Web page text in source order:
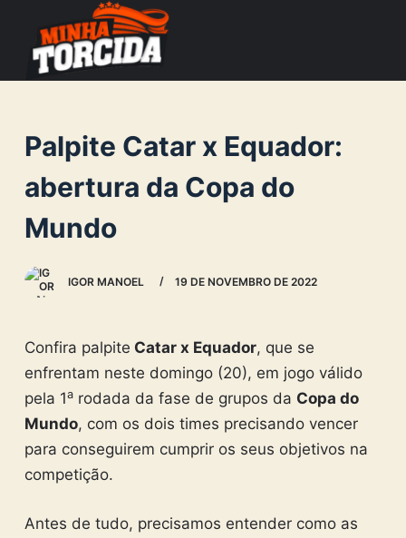
o
e
Palpite Catar x Equador:
abertura da Copa do
Mundo
IGOR MANOEL 19 DE NOVEMBRO DE 2022
Confira palpite Catar x Equador, que se
enfrentam neste domingo (20), em jogo válido
pela 1arodada da fase de grupos da Copa do
Mundo, com os dois times precisando vencer
para conseguirem cumprir os seus objetivos na
competição.
Antes de tudo, precisamos entender como as